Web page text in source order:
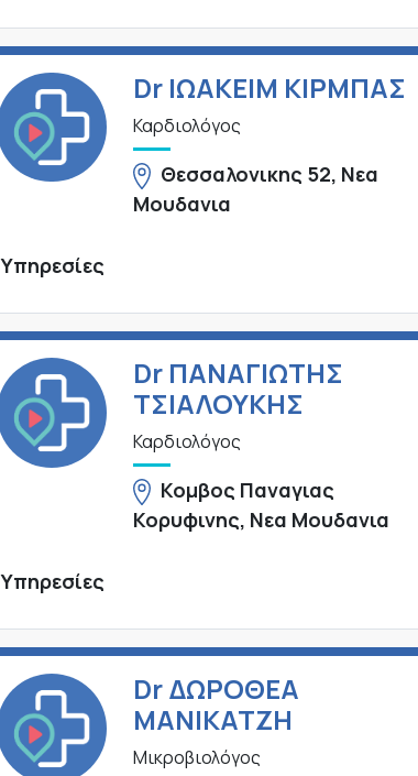
Dr ΙΩΑΚΕΙΜ ΚΙΡΜΠΑΣ
Καρδιολόγος
Θεσσαλονικης 52, Νεα
Μουδανια
Υπηρεσίες
Dr ΠΑΝΑΓΙΩΤΗΣ
ΤΣΙΑΛΟΥΚΗΣ
Καρδιολόγος
Κομβος Παναγιας
Κορυφινης, Νεα Μουδανια
Υπηρεσίες
Dr ΔΩΡΟΘΕΑ
ΜΑΝΙΚΑΤΖΗ
Μικροβιολόγος